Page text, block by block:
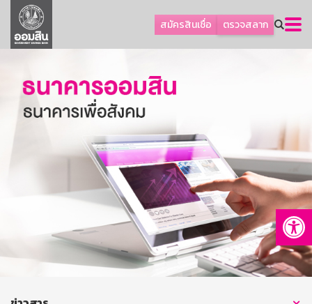
สมัครสินเชื่อ ตรวจสลาก
ลูกค้าธุรกิจ
ลูกค้าผู้ประกอบรายย่อย
ออมเพื่อสุข
เกี่ยวกับธนาคาร
การพัฒนาที่ยั่งยืน
บริการทางการเงิน
ติดต่อเรา
บริการออนไลน์